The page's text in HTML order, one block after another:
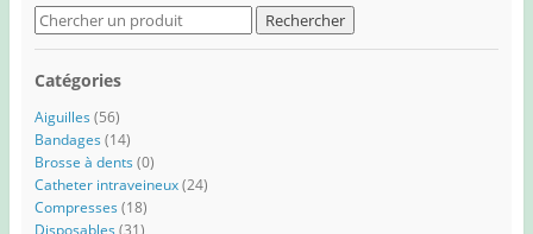
Search
for:
Catégories
Aiguilles (56)
Bandages (14)
Brosse à dents (0)
Catheter intraveineux (24)
Compresses (18)